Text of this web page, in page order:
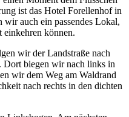
ist das Hotel Forellenhof in
auch ein passendes Lokal,
einkehren können.
wir der Landstraße nach
Dort biegen wir nach links in
wir dem Weg am Waldrand
nach rechts in den dichten